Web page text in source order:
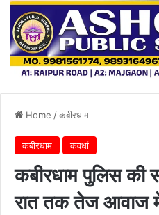
Home /कबीरधाम
कबीरधाम कवर्धा
कबीरधाम पुलिस की
रात तक तेज आवाज